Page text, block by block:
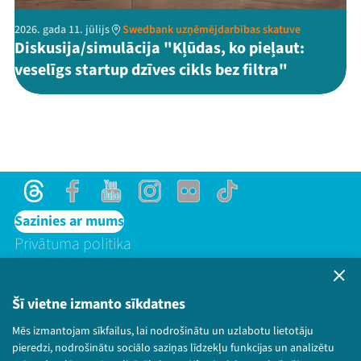
Šī vietne izmanto sīkdatnes
Mēs izmantojam sīkfailus, lai nodrošinātu un uzlabotu lietotāju
pieredzi, nodrošinātu sociālo saziņas līdzekļu funkcijas un analizētu
2026. gada 11. jūlijs Swedbank uzņēmējdarbības skatuve
Diskusija/simulācija "Kļūdas, ko pieļaut:
veselīgs startup dzīves cikls bez filtra"
ThreadsFacebookYoutubeInstagram
Flick TikTok
Sazinies ar mums
Privātuma politika
© 2026 Sarunu festivāls LAMPA Visas tiesības
paturētas.